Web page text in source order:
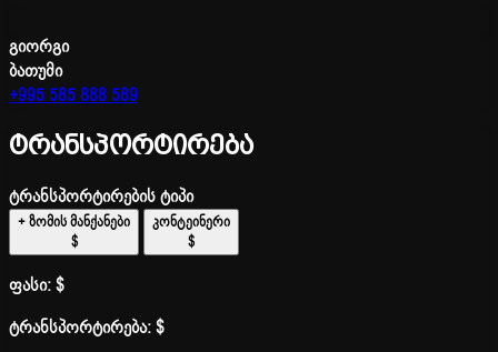
გიორგი
ბათუმი
+995 585 888 589
ტრანსპორტირება
ტრანსპორტირების ტიპი
+ ზომის მანქანები
$
კონტეინერი
$
ფასი:$
ტრანსპორტირება:$